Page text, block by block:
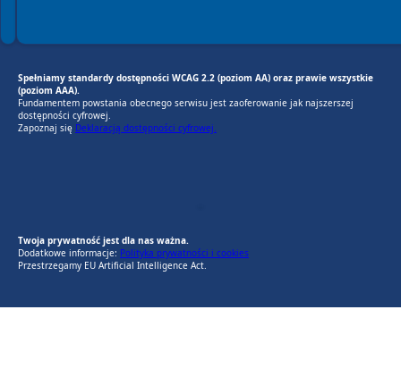
Spełniamy standardy dostępności WCAG 2.2 (poziom AA) oraz prawie wszystkie
(poziom AAA).
Fundamentem powstania obecnego serwisu jest zaoferowanie jak najszerszej
dostępności cyfrowej.
Zapoznaj się Deklaracją dostępności cyfrowej.
Twoja prywatność jest dla nas ważna.
Dodatkowe informacje: Polityka prywatności i cookies
Przestrzegamy EU Artificial Intelligence Act.